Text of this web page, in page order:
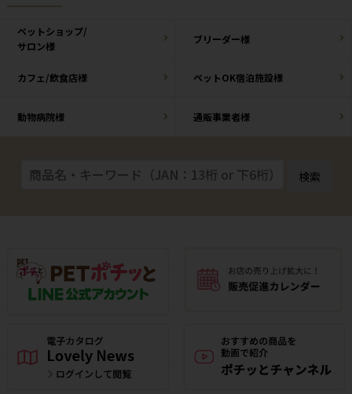
ペットショップ/
サロン様
ブリーダー様
カフェ/飲食店様 ペットOK宿泊施設様
動物病院様 通販事業者様
検索